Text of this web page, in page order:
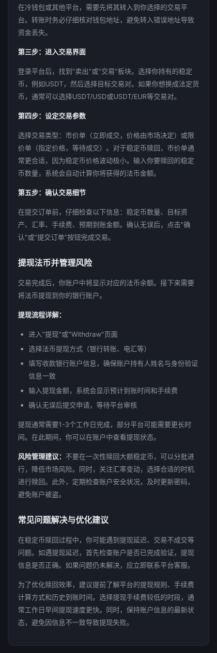
在冷钱包或其他平台，需要先将其转入到你选择的交易平
台。转账时务必仔细核对钱包地址，避免转入错误地址导致
资金丢失。
第三步：进入交易界面
登录平台后，找到"卖出"或"交易"板块。选择你持有的稳定
币，例如USDT，然后选择目标交易对。如果你想换成法定货
币，通常可以选择USDT/USD或USDT/EUR等交易对。
第四步：设定交易参数
选择交易类型：市价单（立即成交，价格由市场决定）或限
价单（指定价格，等待成交）。对于稳定币赎回，市价单通
常更合适，因为稳定币价格波动极小。输入你要赎回的稳定
币数量，系统会自动计算你将获得的法币金额。
第五步：确认交易细节
在提交订单前，仔细检查以下信息：稳定币数量、目标资
产、汇率、手续费、预期到账金额。确认无误后，点击"确
认"或"提交订单"按钮完成交易。
提现法币并管理风险
交易完成后，你账户中将显示对应的法币余额。接下来需要
将法币提现到你的银行账户。
提现流程详解：
进入"提现"或"Withdraw"页面
选择法币提现方式（银行转账、电汇等）
填写收款银行账户信息，确保账户持有人姓名与身份验证
信息一致
输入提现金额，系统会显示预计到账时间和手续费
确认无误后提交申请，等待平台审核
提现通常需要1-3个工作日完成，部分平台可能需要更长时
间。在此期间，你可以在账户中查看提现状态。
风险管理建议： 不要在一次性赎回大额稳定币，可以分批进
行，降低市场风险。同时，关注汇率变动，选择合适的时机
进行赎回。此外，定期检查账户安全状况，及时更新密码，
避免账户被盗。
常见问题解决与优化建议
在稳定币赎回过程中，你可能遇到提现延迟、交易不成交等
问题。如遇提现延迟，首先检查账户是否已完成验证，提现
信息是否正确。如果问题仍未解决，应立即联系平台客服。
为了优化赎回效率，建议提前了解平台的提现规则、手续费
计算方式和历史到账时间。选择提现手续费较低的时段，通
常工作日早间提现速度更快。同时，保持账户信息的最新状
态，避免因信息不一致导致提现失败。